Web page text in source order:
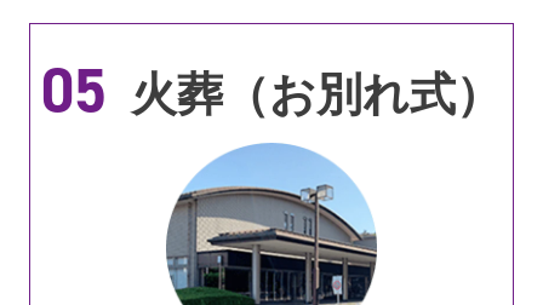
05 火葬（お別れ式）